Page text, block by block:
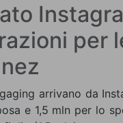
per
arrivano da
e 1,5 mln per lo